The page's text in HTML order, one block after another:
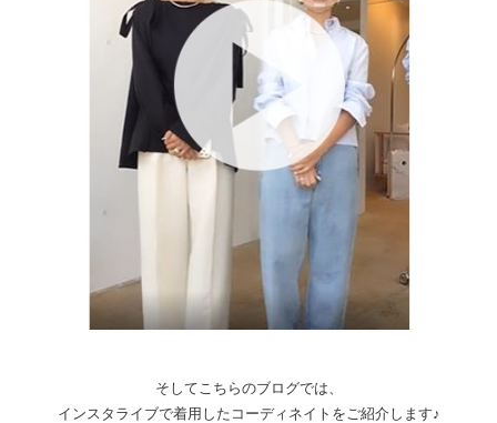
そしてこちらのブログでは、
インスタライブで着用したコーディネイトをご紹介します♪